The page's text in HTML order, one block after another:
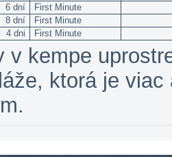
6 dní
First Minute
8 dní
First Minute
4 dni First Minute
v kempe
ktorá je